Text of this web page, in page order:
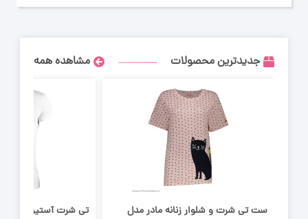
جدیدترین محصولات مشاهده همه
ست تی شرت و شلوار زنانه مادر مدل
تی شرت آستین کوتاه